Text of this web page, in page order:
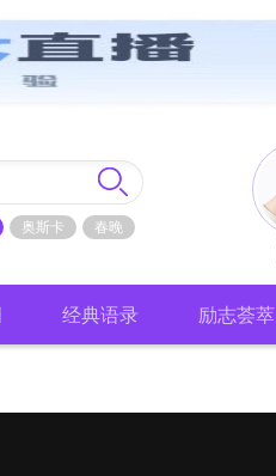
奥斯卡
春晚
经典语录 励志荟萃